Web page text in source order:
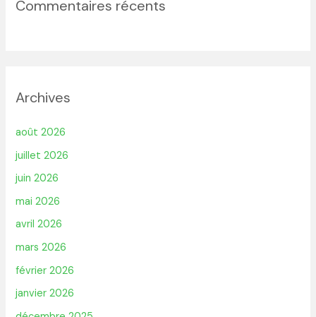
Commentaires récents
Archives
août 2026
juillet 2026
juin 2026
mai 2026
avril 2026
mars 2026
février 2026
janvier 2026